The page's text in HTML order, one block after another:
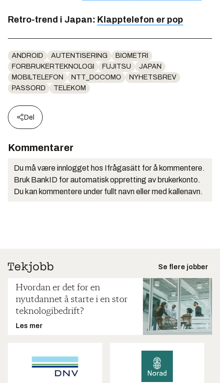
Retro-trend i Japan: Klapptelefon er pop
ANDROID AUTENTISERING
BIOMETRI
FORBRUKERTEKNOLOGI
FUJITSU
JAPAN
MOBILTELEFON
NTT_DOCOMO
NYHETSBREV
PASSORD
TELEKOM
Del
Kommentarer
Du må være innlogget hos Ifrågasätt for å kommentere.
Bruk BankID for automatisk oppretting av brukerkonto.
Du kan kommentere under fullt navn eller med kallenavn.
Se flere jobber
Hvordan er det for en
nyutdannet å starte i en stor
teknologibedrift?
Les mer